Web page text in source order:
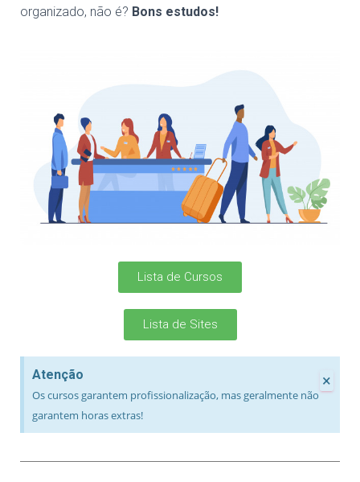
organizado, não é? Bons estudos!
Lista de Cursos
Lista de Sites
Atenção
Os cursos garantem profissionalização, mas geralmente não
garantem horas extras!
×